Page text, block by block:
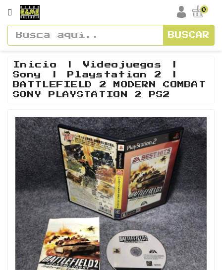
CATEGORÍA
Cajas
Y
Manuales
Vídeos
Soundtracks
Figuras
Guías
Retro
Informática
Videojuegos
0
BUSCAR
Inicio
Videojuegos
Sony
Playstation 2
BATTLEFIELD 2 MODERN COMBAT
SONY PLAYSTATION 2 PS2